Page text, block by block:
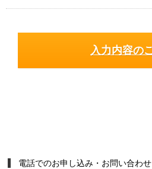
電話でのお申し込み・お問い合わせ